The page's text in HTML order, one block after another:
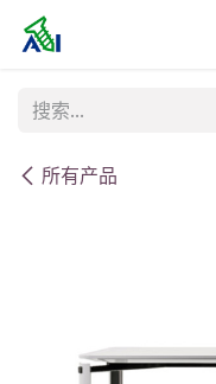
跳至内容
所有产品